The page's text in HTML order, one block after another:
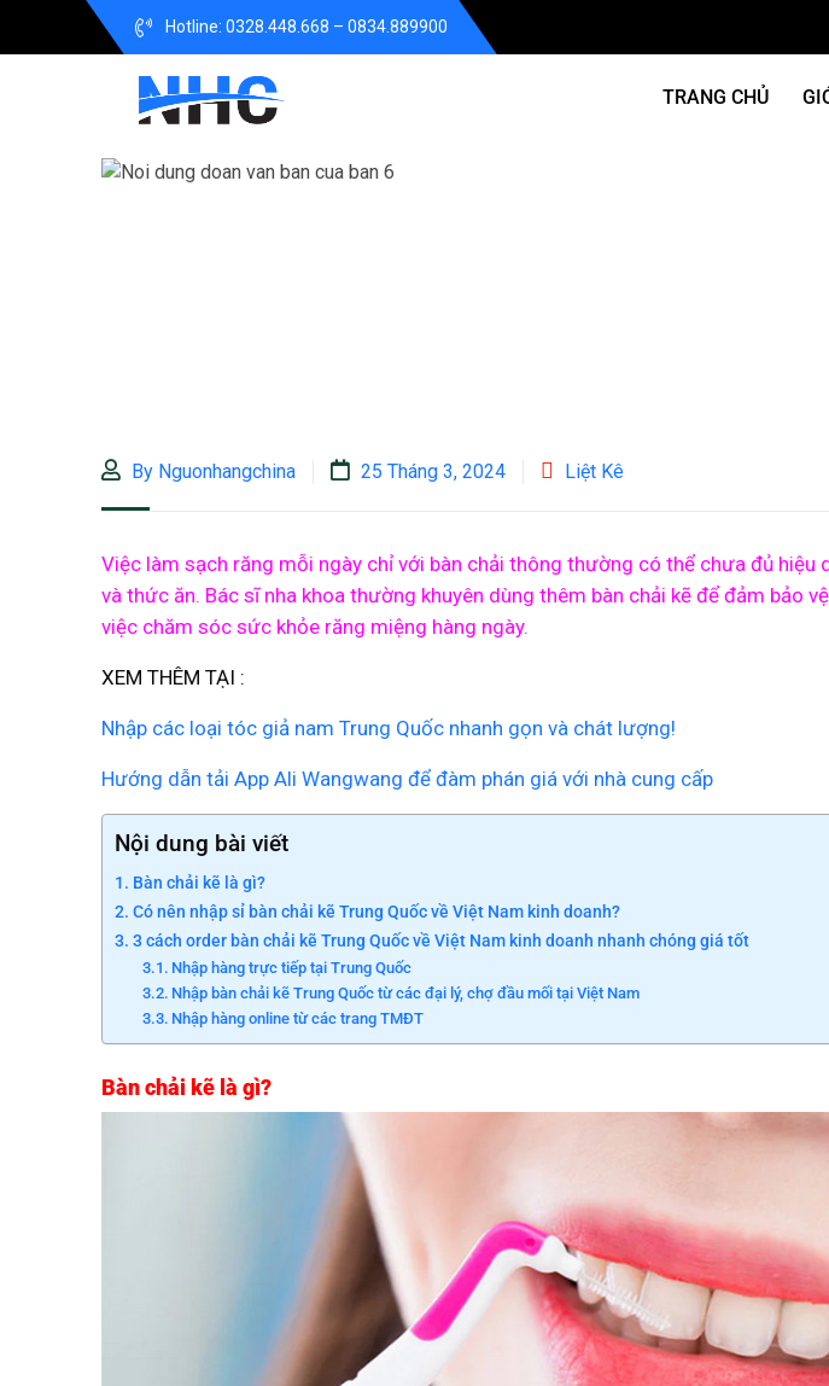
Hotline: 0328.448.668 – 0834.889900
TRANG CHỦ
By Nguonhangchina 25 Tháng 3, 2024 Liệt Kê
Việc làm sạch răng mỗi ngày chỉ với bàn chải thông thường có thể chưa đủ
và thức ăn. Bác sĩ nha khoa thường khuyên dùng thêm bàn chải kẽ để đảm bảo
việc chăm sóc sức khỏe răng miệng hàng ngày.
XEM THÊM TẠI :
Nhập các loại tóc giả nam Trung Quốc nhanh gọn và chát lượng!
Hướng dẫn tải App Ali Wangwang để đàm phán giá với nhà cung cấp
Nội dung bài viết
Bàn chải kẽ là gì?
Có nên nhập sỉ bàn chải kẽ Trung Quốc về Việt Nam kinh doanh?
3 cách order bàn chải kẽ Trung Quốc về Việt Nam kinh doanh nhanh chóng giá tốt
Nhập hàng trực tiếp tại Trung Quốc
Nhập bàn chải kẽ Trung Quốc từ các đại lý, chợ đầu mối tại Việt Nam
Nhập hàng online từ các trang TMĐT
Bàn chải kẽ là gì?